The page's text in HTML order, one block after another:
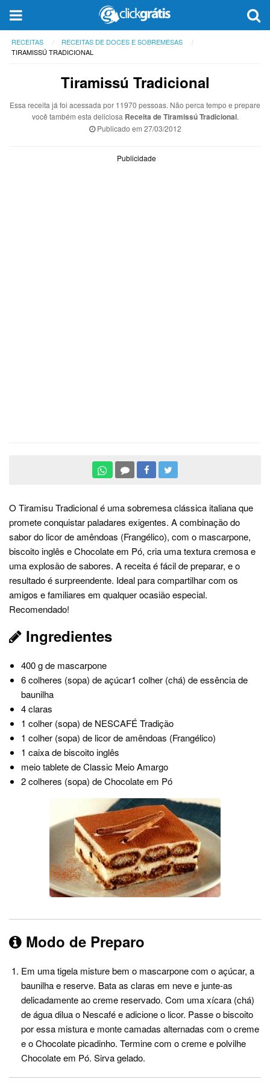
RECEITAS
RECEITAS DE DOCES E SOBREMESAS
TIRAMISSÚ TRADICIONAL
Tiramissú Tradicional
Essa receita já foi acessada por 11970 pessoas. Não perca tempo e prepare
você também esta deliciosa Receita de Tiramissú Tradicional.
Publicado em 27/03/2012
Publicidade
O Tiramisu Tradicional é uma sobremesa clássica italiana que
promete conquistar paladares exigentes. A combinação do
sabor do licor de amêndoas (Frangélico), com o mascarpone,
biscoito inglês e Chocolate em Pó, cria uma textura cremosa e
uma explosão de sabores. A receita é fácil de preparar, e o
resultado é surpreendente. Ideal para compartilhar com os
amigos e familiares em qualquer ocasião especial.
Recomendado!
Ingredientes
400 g de mascarpone
6 colheres (sopa) de açúcar1 colher (chá) de essência de
baunilha
4 claras
1 colher (sopa) de NESCAFÉ Tradição
1 colher (sopa) de licor de amêndoas (Frangélico)
1 caixa de biscoito inglês
meio tablete de Classic Meio Amargo
2 colheres (sopa) de Chocolate em Pó
Modo de Preparo
Em uma tigela misture bem o mascarpone com o açúcar, a
baunilha e reserve. Bata as claras em neve e junte-as
delicadamente ao creme reservado. Com uma xícara (chá)
de água dilua o Nescafé e adicione o licor. Passe o biscoito
por essa mistura e monte camadas alternadas com o creme
e o Chocolate picadinho. Termine com o creme e polvilhe
Chocolate em Pó. Sirva gelado.